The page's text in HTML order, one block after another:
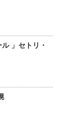
」セトリ・